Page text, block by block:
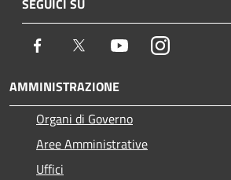
SEGUICI SU
Facebook Twitter YoutubeInstagram
AMMINISTRAZIONE
Organi di Governo
Aree Amministrative
Uffici